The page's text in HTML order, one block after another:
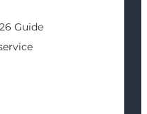
Guide